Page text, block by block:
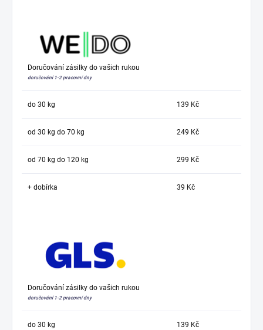
Doručování zásilky do vašich rukou
doručování 1-2 pracovní dny
do 30 kg 139 Kč
od 30 kg do 70 kg 249 Kč
od 70 kg do 120 kg 299 Kč
+ dobírka 39 Kč
Doručování zásilky do vašich rukou
doručování 1-2 pracovní dny
do 30 kg 139 Kč